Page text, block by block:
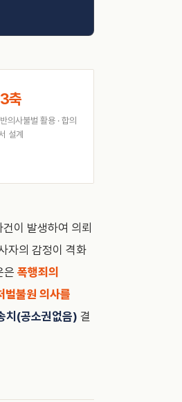
3축
의사불벌 활용 · 합의
설계
이 발생하여 의뢰
자의 감정이 격화
은 폭행죄의
벌불원 의사를
치(공소권없음) 결